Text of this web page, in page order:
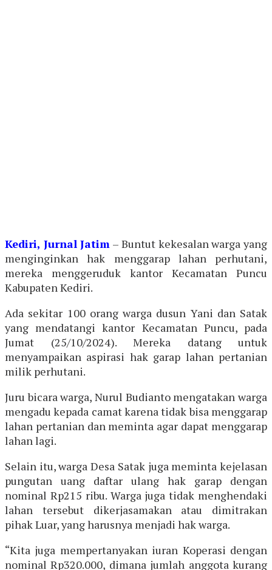
Kediri, Jurnal Jatim – Buntut kekesalan warga yang
menginginkan hak menggarap lahan perhutani,
mereka menggeruduk kantor Kecamatan Puncu
Kabupaten Kediri.
Ada sekitar 100 orang warga dusun Yani dan Satak
yang mendatangi kantor Kecamatan Puncu, pada
Jumat (25/10/2024). Mereka datang untuk
menyampaikan aspirasi hak garap lahan pertanian
milik perhutani.
Juru bicara warga, Nurul Budianto mengatakan warga
mengadu kepada camat karena tidak bisa menggarap
lahan pertanian dan meminta agar dapat menggarap
lahan lagi.
Selain itu, warga Desa Satak juga meminta kejelasan
pungutan uang daftar ulang hak garap dengan
nominal Rp215 ribu. Warga juga tidak menghendaki
lahan tersebut dikerjasamakan atau dimitrakan
pihak Luar, yang harusnya menjadi hak warga.
“Kita juga mempertanyakan iuran Koperasi dengan
nominal Rp320.000, dimana jumlah anggota kurang